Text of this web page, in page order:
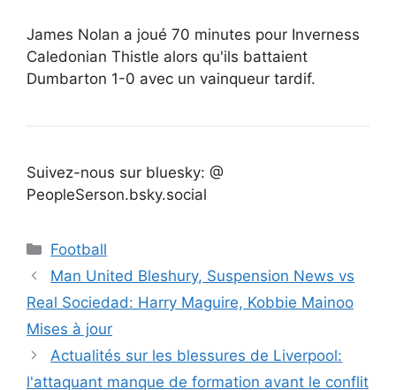
James Nolan a joué 70 minutes pour Inverness
Caledonian Thistle alors qu'ils battaient
Dumbarton 1-0 avec un vainqueur tardif.
Suivez-nous sur bluesky: @
PeopleSerson.bsky.social
Catégories
Football
Man United Bleshury, Suspension News vs
Real Sociedad: Harry Maguire, Kobbie Mainoo
Mises à jour
Actualités sur les blessures de Liverpool:
l'attaquant manque de formation avant le conflit